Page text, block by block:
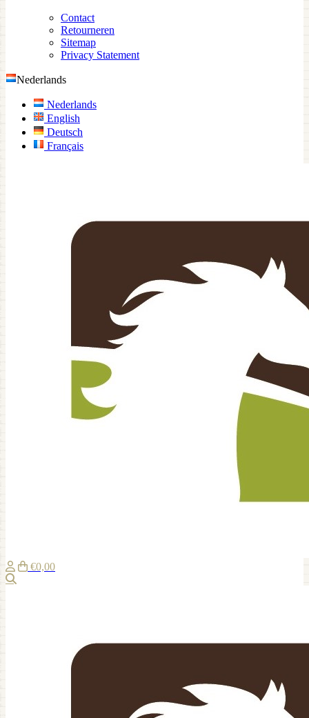
Contact
Retourneren
Sitemap
Privacy Statement
Nederlands
Nederlands
English
Deutsch
Français
€0,00